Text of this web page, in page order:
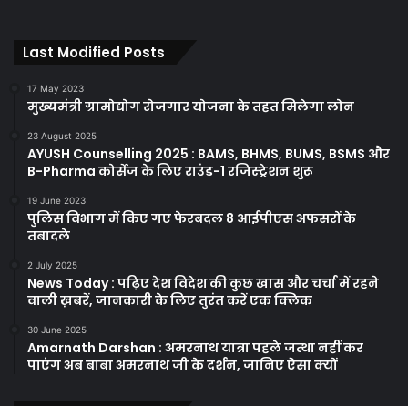
Last Modified Posts
17 May 2023
मुख्यमंत्री ग्रामोद्योग रोजगार योजना के तहत मिलेगा लोन
23 August 2025
AYUSH Counselling 2025 : BAMS, BHMS, BUMS, BSMS और
B-Pharma कोर्सेज के लिए राउंड-1 रजिस्ट्रेशन शुरू
19 June 2023
पुलिस विभाग में किए गए फेरबदल 8 आईपीएस अफसरों के
तबादले
2 July 2025
News Today : पढ़िए देश विदेश की कुछ खास और चर्चा में रहने
वाली ख़बरें, जानकारी के लिए तुरंत करें एक क्लिक
30 June 2025
Amarnath Darshan : अमरनाथ यात्रा पहले जत्था नहीं कर
पाएंग अब बाबा अमरनाथ जी के दर्शन, जानिए ऐसा क्यों